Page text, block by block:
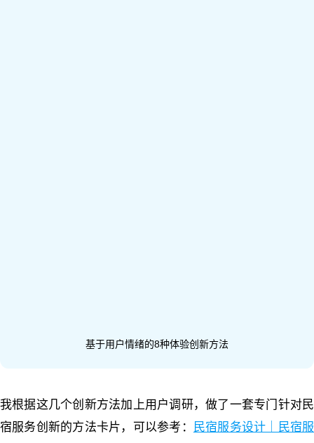
基于用户情绪的8种体验创新方法
我根据这几个创新方法加上用户调研，做了一套专门针对民
宿服务创新的方法卡片，可以参考：
民宿服务设计｜民宿服